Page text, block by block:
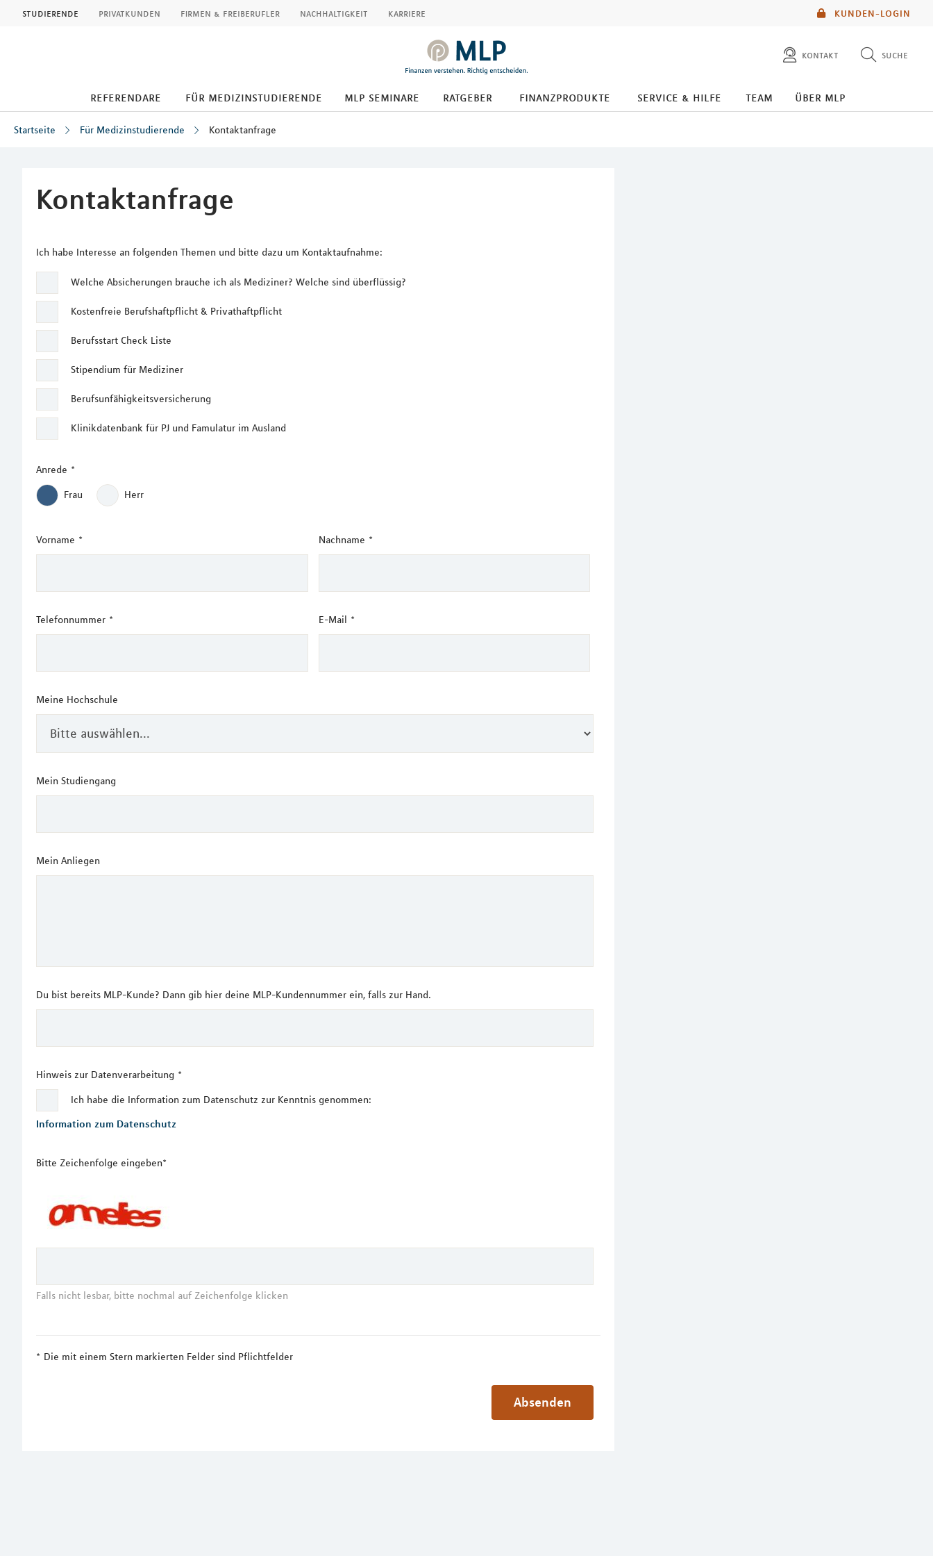
KUNDEN-LOGIN
studierende privatkunden firmen & freiberufler nachhaltigkeit karriere
kontakt suche
diese website durchsuchen
referendare für medizinstudierende mlp seminare ratgeber finanzprodukte service & hilfe team über mlp
Startseite Für Medizinstudierende Kontaktanfrage
Kontaktanfrage
Ich habe Interesse an folgenden Themen und bitte dazu um Kontaktaufnahme:
Welche Absicherungen brauche ich als Mediziner? Welche sind überflüssig?
Kostenfreie Berufshaftpflicht & Privathaftpflicht
Berufsstart Check Liste
Stipendium für Mediziner
Berufsunfähigkeitsversicherung
Klinikdatenbank für PJ und Famulatur im Ausland
Anrede *
Frau
Herr
Vorname * Nachname *
Telefonnummer * E-Mail *
Meine Hochschule
Mein Studiengang
Mein Anliegen
Du bist bereits MLP-Kunde? Dann gib hier deine MLP-Kundennummer ein, falls zur Hand.
Hinweis zur Datenverarbeitung *
Ich habe die Information zum Datenschutz zur Kenntnis genommen:
Information zum Datenschutz
Bitte Zeichenfolge eingeben*
Falls nicht lesbar, bitte nochmal auf Zeichenfolge klicken
Die mit einem Stern markierten Felder sind Pflichtfelder